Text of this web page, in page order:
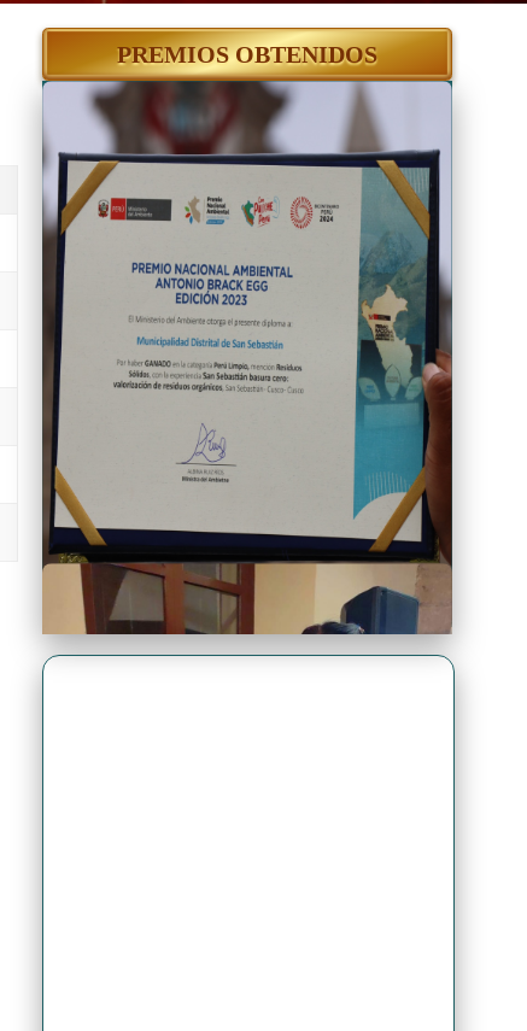
PREMIOS OBTENIDOS